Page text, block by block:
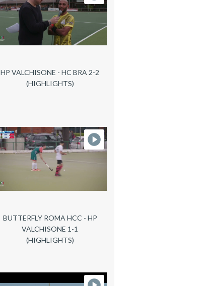
HP VALCHISONE - HC BRA 2-2
(HIGHLIGHTS)
BUTTERFLY ROMA HCC - HP
VALCHISONE 1-1
(HIGHLIGHTS)